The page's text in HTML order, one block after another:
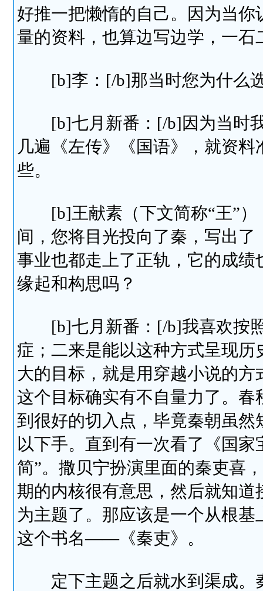
好推一把懒惰的自己。因为当
量的资料，也算边写边学，一
[b]李：[/b]那当时您为什么选
[b]七月新番：[/b]因为当时我
几遍《左传》《国语》，就资
些。
[b]王献素（下文简称“王”）
间，您将目光投向了秦，写出
事业也都走上了正轨，它的成
缘起和构思吗？
[b]七月新番：[/b]我喜欢按照
症；二来是能以这种方式呈现
大的目标，就是用穿越小说的
这个目标确实有不自量力了。
到很好的切入点，毕竟秦朝虽
以下手。直到有一次看了《国
简”。撒贝宁扮演里面的秦吏喜
期的内核很有意思，然后就知
为主题了。那应该是一个从根
这个书名——《秦吏》。
定下主题之后就水到渠成。